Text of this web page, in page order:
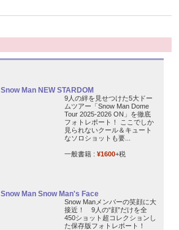
Snow Man NEW STARDOM
9人の絆を見せつけた5大ドー
ムツアー「Snow Man Dome
Tour 2025-2026 ON」を徹底
フォトレポート！ ここでしか
見られないクール＆キュート
なソロショットも要...
一般書籍 : ¥1600+税
Snow Man Snow Man's Face
Snow Manメンバーの笑顔に大
接近！ 9人の“顔”だけを全
450ショット超コレクションし
た保存版フォトレポート！